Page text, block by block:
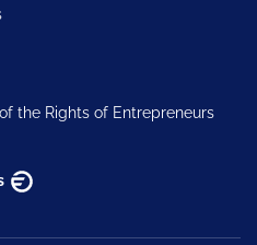
the Rights of Entrepreneurs